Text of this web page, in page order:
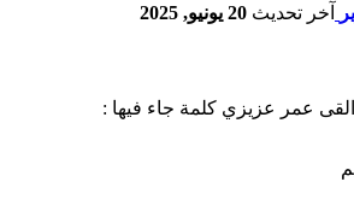
آخر تحديث 20 يونيو, 2025
عمر عزيزي كلمة جاء فيها :